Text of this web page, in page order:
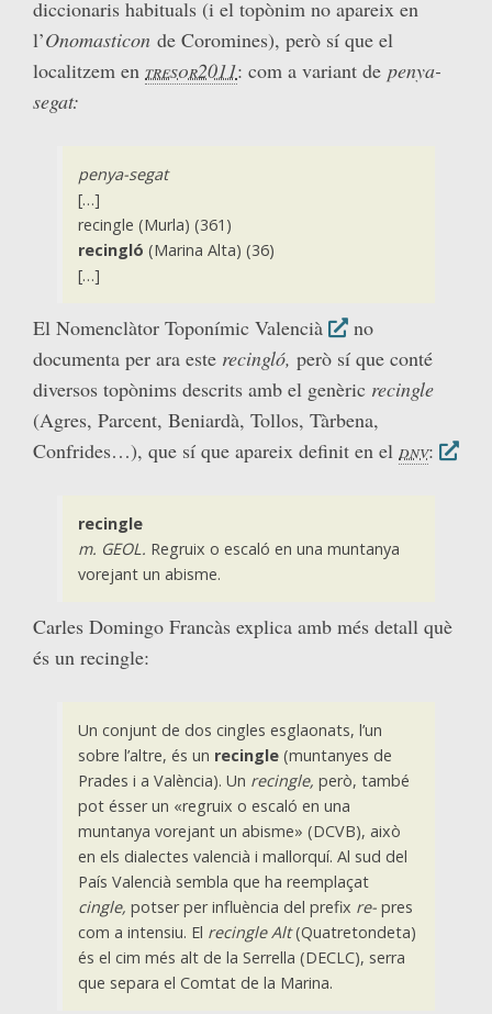
diccionaris habituals (i el topònim no apareix en
l’Onomasticon de Coromines), però sí que el
localitzem en tresor2011: com a variant de penya-
segat:
penya-segat
[…]
recingle (Murla) (361)
recingló (Marina Alta) (36)
[…]
El Nomenclàtor Toponímic Valencià
no
documenta per ara este recingló, però sí que conté
diversos topònims descrits amb el genèric recingle
(Agres, Parcent, Beniardà, Tollos, Tàrbena,
Confrides…), que sí que apareix definit en el dnv:
recingle
m. GEOL. Regruix o escaló en una muntanya
vorejant un abisme.
Carles Domingo Francàs explica amb més detall què
és un recingle:
Un conjunt de dos cingles esglaonats, l’un
sobre l’altre, és un recingle(muntanyes de
Prades i a València). Un recingle, però, també
pot ésser un «regruix o escaló en una
muntanya vorejant un abisme» (DCVB), això
en els dialectes valencià i mallorquí. Al sud del
País Valencià sembla que ha reemplaçat
cingle, potser per influència del prefix re-pres
com a intensiu. El recingle Alt(Quatretondeta)
és el cim més alt de la Serrella (DECLC), serra
que separa el Comtat de la Marina.